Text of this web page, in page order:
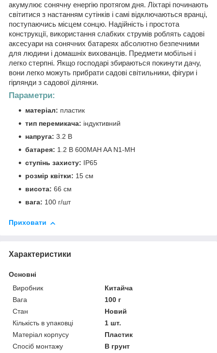
акумулює сонячну енергію протягом дня. Ліхтарі починають
світитися з настанням сутінків і самі відключаються вранці,
поступаючись місцем сонцю. Надійність і простота
конструкції, використання слабких струмів роблять садові
аксесуари на сонячних батареях абсолютно безпечними
для людини і домашніх вихованців. Предмети мобільні і
легко стерпні. Якщо господарі збираються покинути дачу,
вони легко можуть прибрати садові світильники, фігури і
гірлянди з садової ділянки.
Параметри:
матеріал: пластик
тип перемикача: індуктивний
напруга: 3.2 В
батарея: 1.2 В 600MAH AA N1-MH
ступінь захисту: IP65
розмір квітки: 15 см
висота: 66 см
вага: 100 г/шт
Приховати
Характеристики
Основні
Виробник
Китайча
Вага
100 г
Стан
Новий
Кількість в упаковці
1 шт.
Матеріал корпусу
Пластик
Спосіб монтажу
В грунт